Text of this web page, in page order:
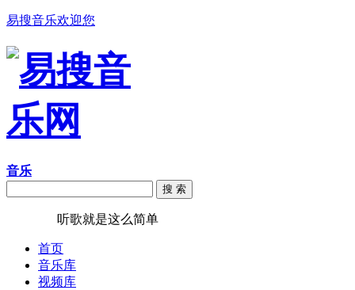
易搜音乐欢迎您
音乐
搜 索
听歌就是这么简单
首页
音乐库
视频库